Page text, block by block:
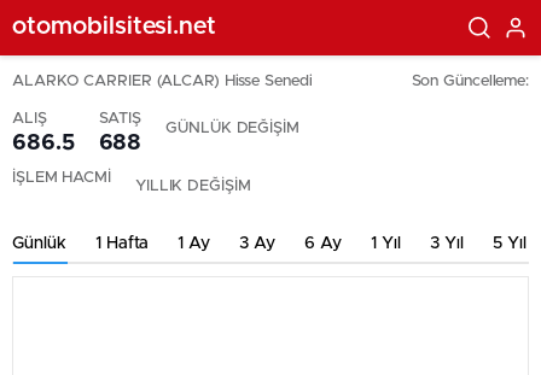
otomobilsitesi.net
ALARKO CARRIER (ALCAR) Hisse Senedi Son Güncelleme:
ALIŞ
686.5
SATIŞ
688
GÜNLÜK DEĞİŞİM
İŞLEM HACMİ YILLIK DEĞİŞİM
Günlük 1 Hafta 1 Ay 3 Ay 6 Ay 1 Yıl 3 Yıl 5 Yıl